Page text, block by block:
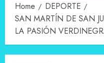
Home
DEPORTE
SAN MARTÍN DE SAN
LA PASIÓN